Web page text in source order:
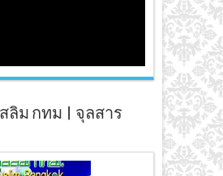
ลิม กทม | จุลสาร